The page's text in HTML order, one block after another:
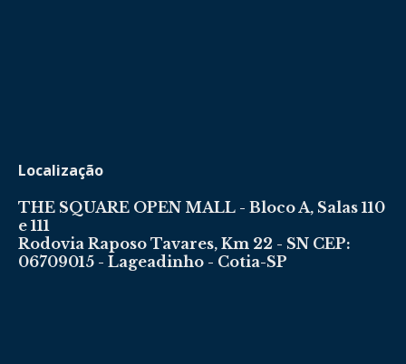
Localização
THE SQUARE OPEN MALL - Bloco A, Salas 110
e 111
Rodovia Raposo Tavares, Km 22 - SN CEP:
06709015 - Lageadinho - Cotia-SP